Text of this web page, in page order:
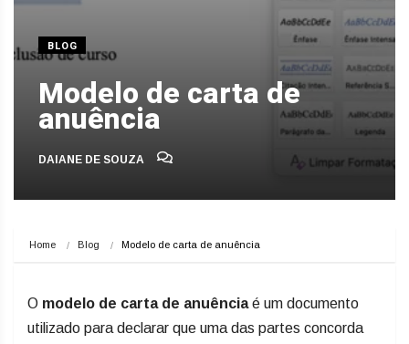
BLOG
Modelo de carta de
anuência
DAIANE DE SOUZA
Home Blog Modelo de carta de anuência
O modelo de carta de anuênciaé um documento
utilizado para declarar que uma das partes concorda